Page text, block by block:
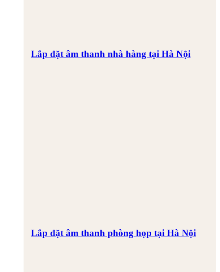
Lắp đặt âm thanh nhà hàng tại Hà Nội
Lắp đặt âm thanh phòng họp tại Hà Nội